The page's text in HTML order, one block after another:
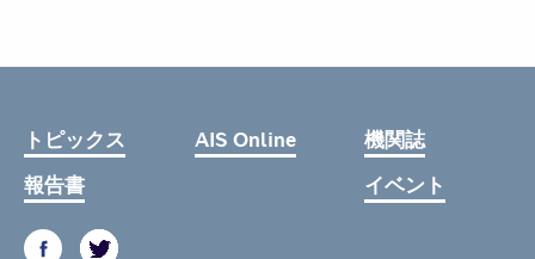
トピックス AIS Online
機関誌
報告書
イベント